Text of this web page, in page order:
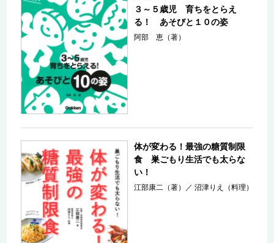
３～５歳児 育ちをとらえ
る！ あそびと１０の姿
阿部 恵（著）
体が変わる！最強の糖質制限
食 巣ごもり生活でも太らな
い！
江部康二（著） ／沼津りえ（料理）